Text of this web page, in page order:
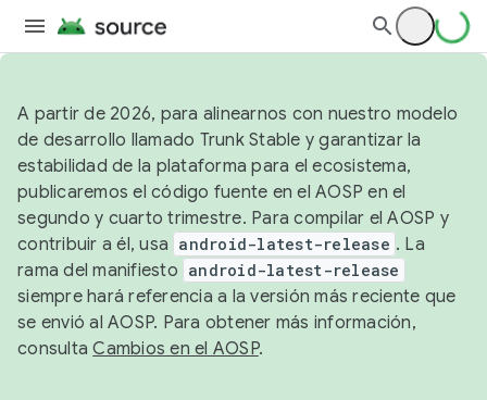
A partir de 2026, para alinearnos con nuestro modelo
de desarrollo llamado Trunk Stable y garantizar la
estabilidad de la plataforma para el ecosistema,
publicaremos el código fuente en el AOSP en el
segundo y cuarto trimestre. Para compilar el AOSP y
contribuir a él, usa android-latest-release . La
rama del manifiesto android-latest-release
siempre hará referencia a la versión más reciente que
se envió al AOSP. Para obtener más información,
consultaCambios en el AOSP.